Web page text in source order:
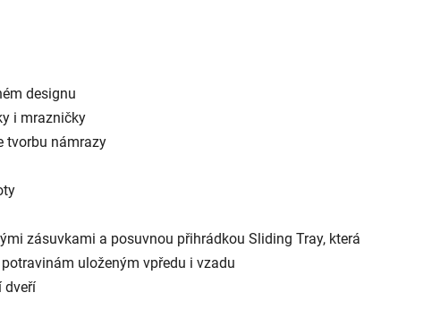
designu
i mrazničky
tvorbu námrazy
zásuvkami a posuvnou přihrádkou Sliding Tray, která
uloženým vpředu i vzadu
dveří